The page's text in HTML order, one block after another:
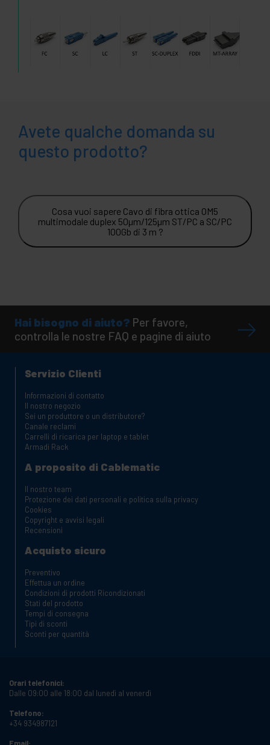
Avete qualche domanda su
questo prodotto?
Cosa vuoi sapere Cavo di fibra ottica OM5
multimodale duplex 50µm/125µm ST/PC a SC/PC
100Gb di 3 m ?
Hai bisogno di aiuto? Per favore,
controlla le nostre FAQ e pagine di aiuto
Servizio Clienti
Informazioni di contatto
Il nostro negozio
Sei un produttore o un distributore?
Canale reclami
Carrelli di ricarica per laptop e tablet
Armadi Rack
A proposito di Cablematic
Il nostro team
Protezione dei dati personali e politica sulla privacy
Cookies
Copyright e avvisi legali
Recensioni
Acquisto sicuro
Preventivo
Effettua un ordine
Condizioni di prodotti Ricondizionati
Stati del prodotto
Tempi di consegna
Tipi di sconti
Sconti per quantità
Orari telefonici:
Dalle 09:00 alle 18:00 dal lunedì al venerdì
Telefono:
+34 934987121